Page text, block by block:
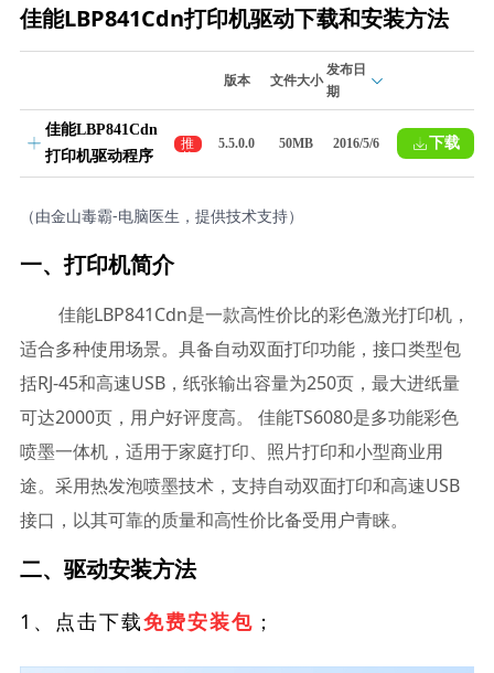
佳能LBP841Cdn打印机驱动下载和安装方法
版本 文件大小
发布日
期
佳能LBP841Cdn
打印机驱动程序
推
荐
5.5.0.0 50MB 2016/5/6 下载
（由金山毒霸-电脑医生，提供技术支持）
一、打印机简介
佳能LBP841Cdn是一款高性价比的彩色激光打印机，
适合多种使用场景。具备自动双面打印功能，接口类型包
括RJ-45和高速USB，纸张输出容量为250页，最大进纸量
可达2000页，用户好评度高。 佳能TS6080是多功能彩色
喷墨一体机，适用于家庭打印、照片打印和小型商业用
途。采用热发泡喷墨技术，支持自动双面打印和高速USB
接口，以其可靠的质量和高性价比备受用户青睐。
二、驱动安装方法
1、点击下载免费安装包 ；